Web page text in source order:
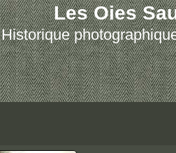
Les Oies
Historique